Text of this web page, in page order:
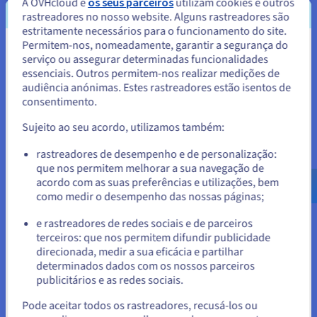
SCALE-A2 2026
A partir de
474,99 €
+ IVA/mês ou seja 584,24 € IVA incl./mês
Taxa de instalação:474,99 €+ IVA
Configurar
CPU AMD EPYC 9255
c /
3,2 GHz / 4,3 GHz
CPU score 75100
Memória 128 GB a 3 TB
Armazenamento SSD NVMe
Largura de banda privada 50 Gbps
Comparar
SCALE-A4
A partir de
496,99 €
Parece que está localizado em
Estados Unidos.
Para encomendar a partir de Estados Unidos, terá de consultar e
Aceder ao website do Estados Unidos
us.ovhcloud.com/bare-metal Inglês USD - $
ou
Ficar no website atual
Selecionar outro website
rastreadores no nosso website. Alguns rastreadores são
estritamente necessários para o funcionamento do site.
Permitem-nos, nomeadamente, garantir a segurança do
serviço ou assegurar determinadas funcionalidades
essenciais. Outros permitem-nos realizar medições de
audiência anónimas. Estes rastreadores estão isentos de
consentimento.
Sujeito ao seu acordo, utilizamos também:
rastreadores de desempenho e de personalização:
que nos permitem melhorar a sua navegação de
acordo com as suas preferências e utilizações, bem
como medir o desempenho das nossas páginas;
e rastreadores de redes sociais e de parceiros
terceiros: que nos permitem difundir publicidade
direcionada, medir a sua eficácia e partilhar
determinados dados com os nossos parceiros
publicitários e as redes sociais.
Pode aceitar todos os rastreadores, recusá-los ou